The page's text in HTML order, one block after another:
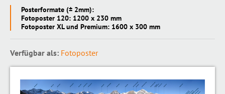
Posterformate (± 2mm):
Fotoposter 120: 1200 x 230 mm
Fotoposter XL und Premium: 1600 x 300 mm
Verfügbar als: Fotoposter